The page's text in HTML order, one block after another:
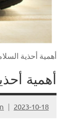
أهمية أحذية
أهمية
2023-10-18